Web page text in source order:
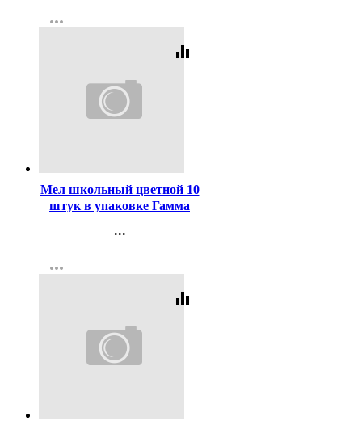
Регистрация
more_horiz
equalizer
Мел школьный цветной 10
штук в упаковке Гамма
909194
...
Регистрация
more_horiz
equalizer